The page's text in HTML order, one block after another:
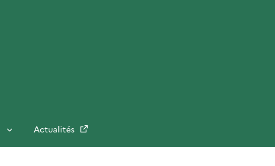
Actualités